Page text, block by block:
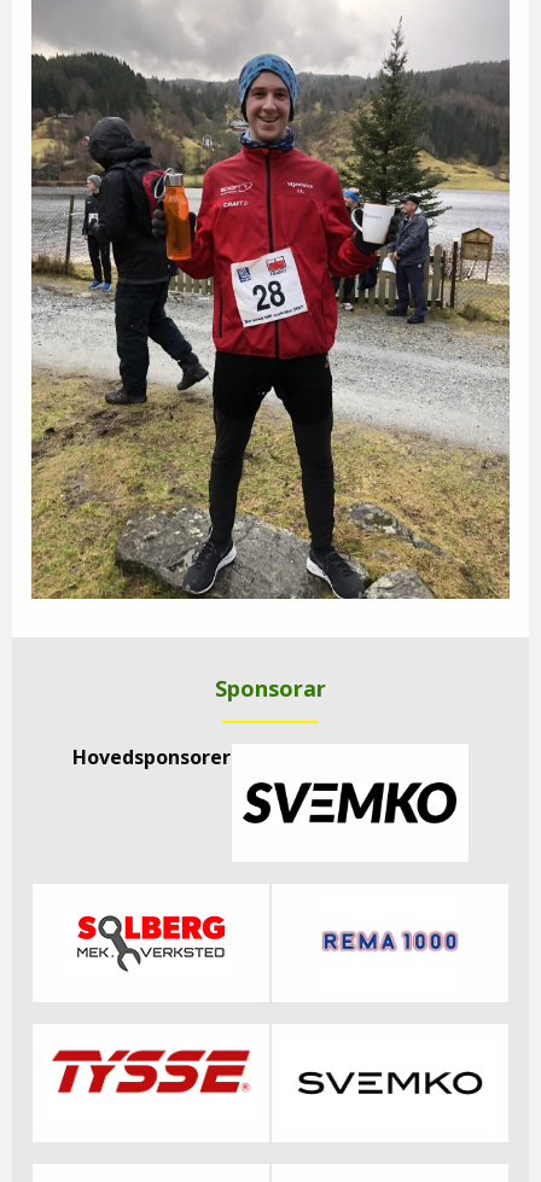
Sponsorar
Hovedsponsorer